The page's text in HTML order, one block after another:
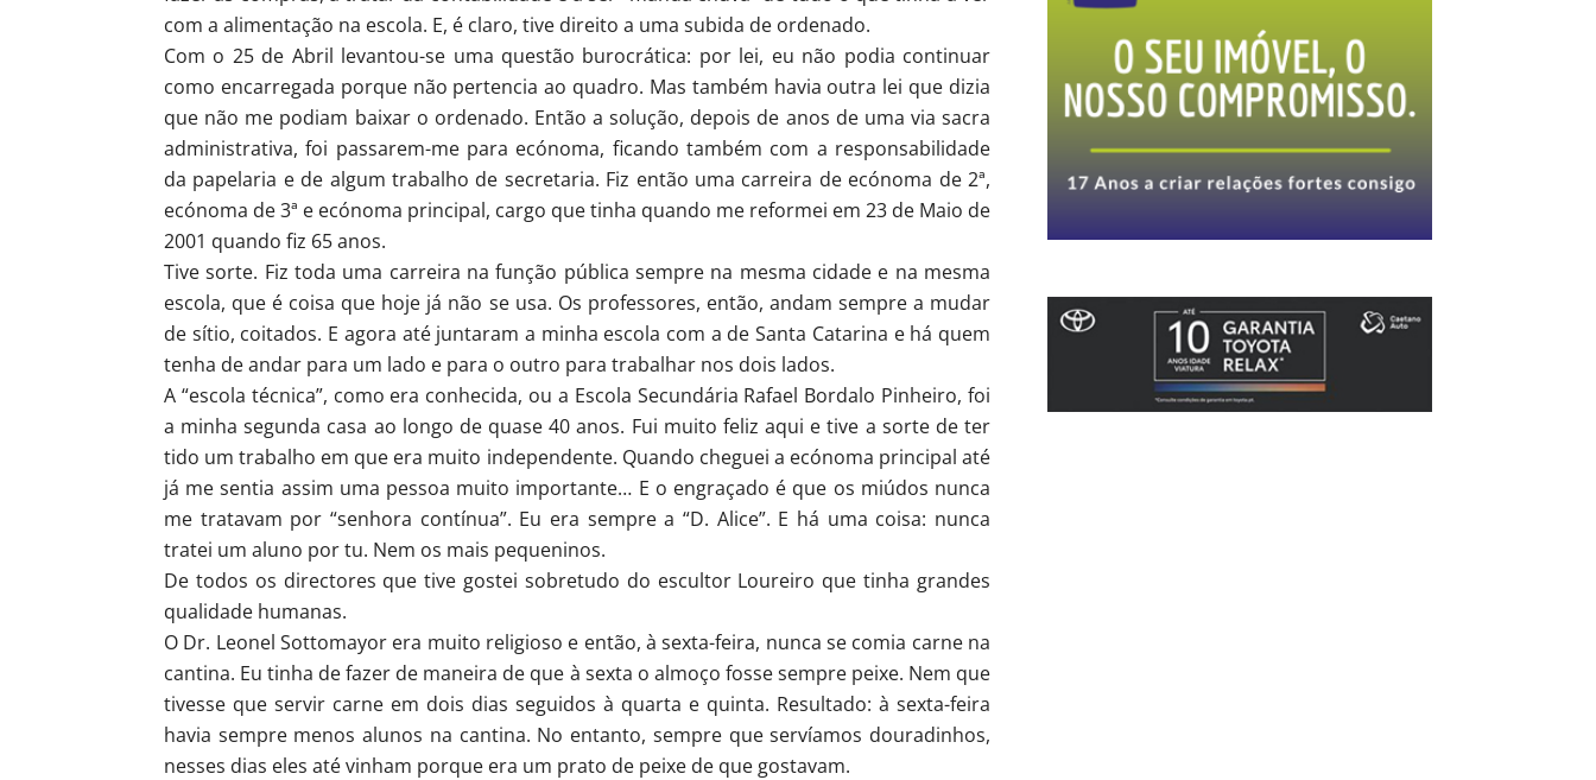
com a alimentação na escola. E, é claro, tive direito a uma subida de ordenado.
Com o 25 de Abril levantou-se uma questão burocrática: por lei, eu não podia continuar
como encarregada porque não pertencia ao quadro. Mas também havia outra lei que dizia
que não me podiam baixar o ordenado. Então a solução, depois de anos de uma via sacra
administrativa, foi passarem-me para ecónoma, ficando também com a responsabilidade
da papelaria e de algum trabalho de secretaria. Fiz então uma carreira de ecónoma de 2ª,
ecónoma de 3ª e ecónoma principal, cargo que tinha quando me reformei em 23 de Maio de
2001 quando fiz 65 anos.
Tive sorte. Fiz toda uma carreira na função pública sempre na mesma cidade e na mesma
escola, que é coisa que hoje já não se usa. Os professores, então, andam sempre a mudar
de sítio, coitados. E agora até juntaram a minha escola com a de Santa Catarina e há quem
tenha de andar para um lado e para o outro para trabalhar nos dois lados.
A “escola técnica”, como era conhecida, ou a Escola Secundária Rafael Bordalo Pinheiro, foi
a minha segunda casa ao longo de quase 40 anos. Fui muito feliz aqui e tive a sorte de ter
tido um trabalho em que era muito independente. Quando cheguei a ecónoma principal até
já me sentia assim uma pessoa muito importante… E o engraçado é que os miúdos nunca
me tratavam por “senhora contínua”. Eu era sempre a “D. Alice”. E há uma coisa: nunca
tratei um aluno por tu. Nem os mais pequeninos.
De todos os directores que tive gostei sobretudo do escultor Loureiro que tinha grandes
qualidade humanas.
O Dr. Leonel Sottomayor era muito religioso e então, à sexta-feira, nunca se comia carne na
cantina. Eu tinha de fazer de maneira de que à sexta o almoço fosse sempre peixe. Nem que
tivesse que servir carne em dois dias seguidos à quarta e quinta. Resultado: à sexta-feira
havia sempre menos alunos na cantina. No entanto, sempre que servíamos douradinhos,
nesses dias eles até vinham porque era um prato de peixe de que gostavam.